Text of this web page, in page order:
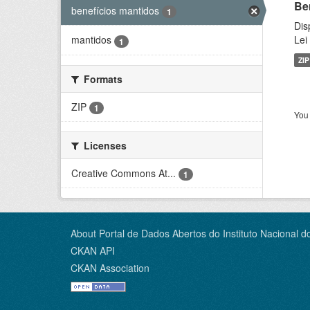
benefícios mantidos 1
mantidos 1
Formats
ZIP
1
Licenses
Creative Commons At...
1
ZIP
About Portal de Dados Abertos do Instituto Nacional
CKAN API
CKAN Association